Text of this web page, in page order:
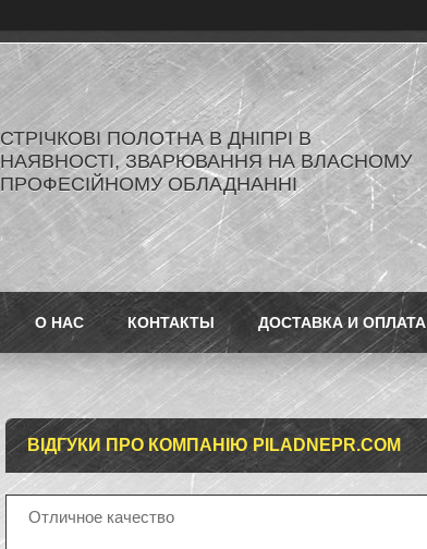
СТРІЧКОВІ ПОЛОТНА В ДНІПРІ В
НАЯВНОСТІ, ЗВАРЮВАННЯ НА ВЛАСНОМУ
ПРОФЕСІЙНОМУ ОБЛАДНАННІ
О НАС КОНТАКТЫ ДОСТАВКА И ОПЛАТА
ВІДГУКИ ПРО КОМПАНІЮ PILADNEPR.COM
Отличное качество